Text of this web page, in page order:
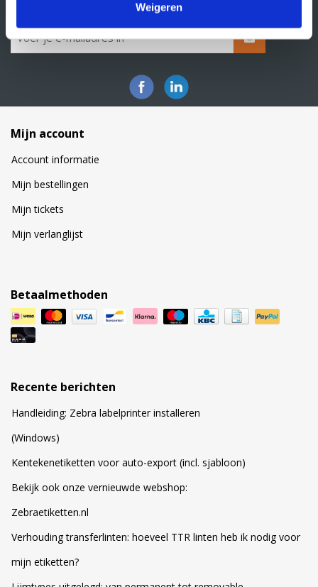
Weigeren
Schrijf je in voor onze nieuwsbrief
Mijn account
Account informatie
Mijn bestellingen
Mijn tickets
Mijn verlanglijst
Betaalmethoden
Recente berichten
Handleiding: Zebra labelprinter installeren
(Windows)
Kentekenetiketten voor auto-export (incl. sjabloon)
Bekijk ook onze vernieuwde webshop:
Zebraetiketten.nl
Verhouding transferlinten: hoeveel TTR linten heb ik nodig voor
mijn etiketten?